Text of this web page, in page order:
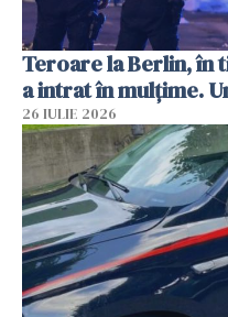
Teroare la Berlin, în
a intrat în mulțime.
26 IULIE 2026